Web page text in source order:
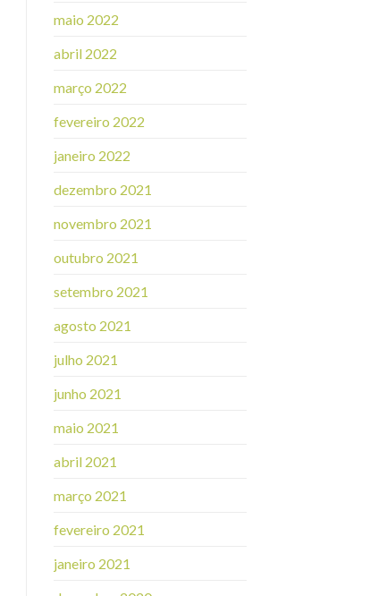
maio 2022
abril 2022
março 2022
fevereiro 2022
janeiro 2022
dezembro 2021
novembro 2021
outubro 2021
setembro 2021
agosto 2021
julho 2021
junho 2021
maio 2021
abril 2021
março 2021
fevereiro 2021
janeiro 2021